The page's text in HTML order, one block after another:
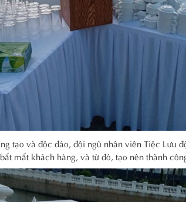
tạo và độc đáo, đội ngũ nhân viên Tiệc Lưu
mắt khách hàng, và từ đó, tạo nên thành